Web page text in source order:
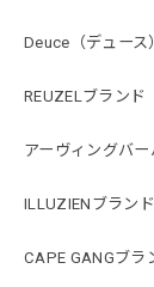
Deuce（デュース
REUZELブランド
アーヴィングバ
ILLUZIENブランド
CAPE GANGブラ